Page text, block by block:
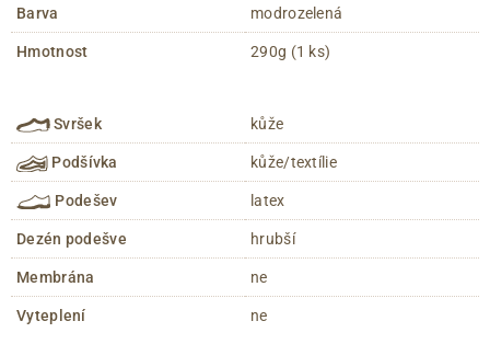
Barva modrozelená
Hmotnost 290g (1 ks)
Svršek kůže
Podšívka kůže/textílie
Podešev latex
Dezén podešve hrubší
Membrána ne
Vyteplení ne